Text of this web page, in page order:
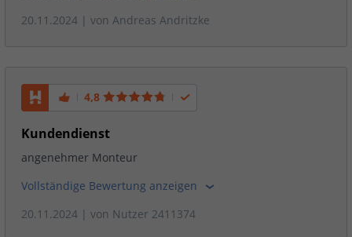
20.11.2024 | von Andreas Andritzke
4,8
Kundendienst
angenehmer Monteur
Vollständige Bewertung anzeigen
20.11.2024 | von Nutzer 2411374